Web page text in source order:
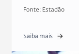
Fonte: Estadão
Saiba mais